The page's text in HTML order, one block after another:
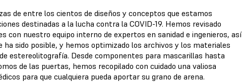
de entre los cientos de diseños y conceptos que estamos
destinadas a la lucha contra la COVID-19. Hemos revisado
con nuestro equipo interno de expertos en sanidad e ingenieros, así
ha sido posible, y hemos optimizado los archivos y los materiales
estereolitografía. Desde componentes para mascarillas hasta
de las puertas, hemos recopilado con cuidado una valiosa
para que cualquiera pueda aportar su grano de arena.